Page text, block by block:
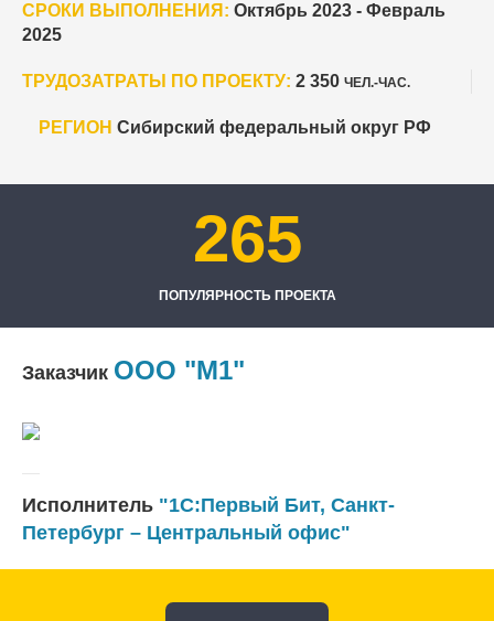
СРОКИ ВЫПОЛНЕНИЯ: Октябрь 2023 - Февраль
2025
ТРУДОЗАТРАТЫ ПО ПРОЕКТУ: 2 350 ЧЕЛ.-ЧАС.
РЕГИОН Сибирский федеральный округ РФ
265
ПОПУЛЯРНОСТЬ ПРОЕКТА
Заказчик ООО "М1"
Исполнитель "1С:Первый Бит, Санкт-
Петербург – Центральный офис"